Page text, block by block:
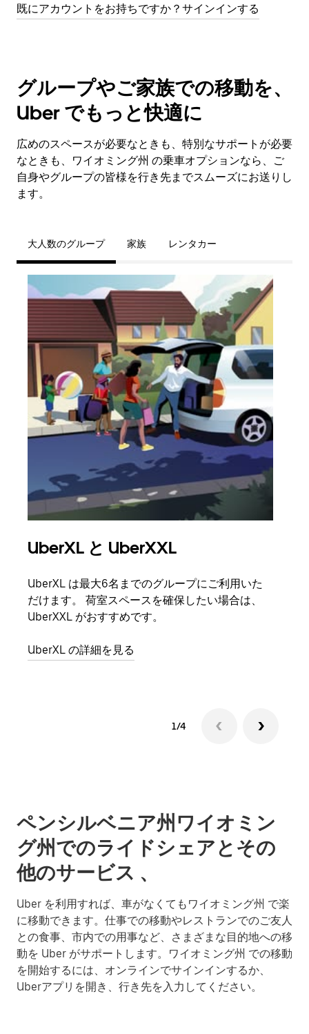
既にアカウントをお持ちですか？サインインする
グループやご家族での移動を、
Uber でもっと快適に
広めのスペースが必要なときも、特別なサポートが必要
なときも、ワイオミング州 の乗車オプションなら、ご
自身やグループの皆様を行き先までスムーズにお送りし
ます。
大人数のグループ 家族 レンタカー
UberXL と UberXXL
UberXL は最大6名までのグループにご利用いた
だけます。 荷室スペースを確保したい場合は、
UberXXL がおすすめです。
UberXL の詳細を見る
1/4
ペンシルベニア州ワイオミン
グ州でのライドシェアとその
他のサービス 、
Uber を利用すれば、車がなくてもワイオミング州 で楽
に移動できます。仕事での移動やレストランでのご友人
との食事、市内での用事など、さまざまな目的地への移
動を Uber がサポートします。ワイオミング州 での移動
を開始するには、オンラインでサインインするか、
Uberアプリを開き、行き先を入力してください。